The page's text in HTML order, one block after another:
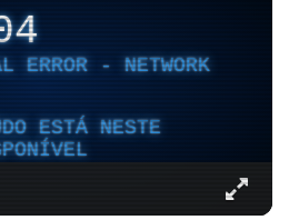
ERROR - NETWORK
ESTÁ NESTE